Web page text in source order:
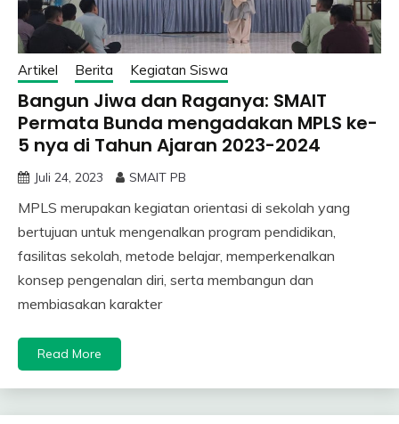
Artikel Berita Kegiatan Siswa
Bangun Jiwa dan Raganya: SMAIT
Permata Bunda mengadakan MPLS ke-
5 nya di Tahun Ajaran 2023-2024
Juli 24, 2023 SMAIT PB
MPLS merupakan kegiatan orientasi di sekolah yang
bertujuan untuk mengenalkan program pendidikan,
fasilitas sekolah, metode belajar, memperkenalkan
konsep pengenalan diri, serta membangun dan
membiasakan karakter
Read More